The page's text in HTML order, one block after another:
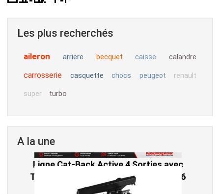
Les plus recherchés
aileron arriere becquet caisse calandre
carrosserie casquette chocs peugeot renault
super turbo
A la une